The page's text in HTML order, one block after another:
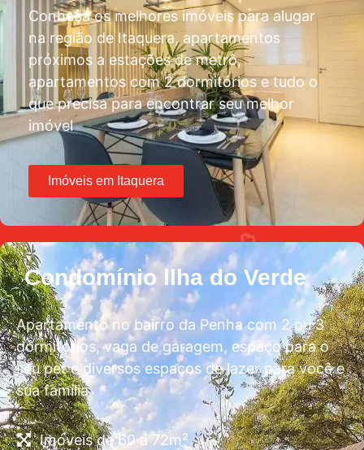
Conheça os melhores imóveis para alugar
na região de Itaquera, apartamentos
próximos a estações de metrô,
apartamentos com 2 dormitórios e tudo o
que precisa para encontrar seu melhor
imóvel
Imóveis em Itaquera
Condomínio llha do Verde
Apartamento no bairro da Penha com 2 ou 3
dormitórios, vaga de garagem, espaço para o
seu pet e diversos espaços de lazer para você e
sua família
Imóveis de 60 a 72m²